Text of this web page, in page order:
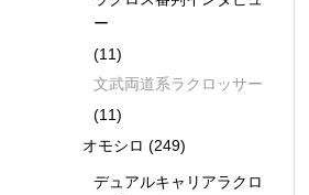
ー
(11)
文武両道系ラクロッサー
(11)
オモシロ (249)
デュアルキャリアラクロ